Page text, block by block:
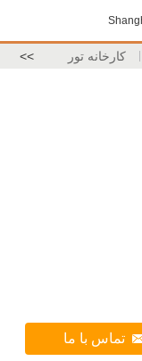
کارخانه تور >>
تماس با ما